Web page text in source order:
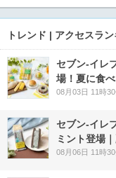
トレンド | アクセスラ
セブン‐イレ
場！夏に食
08月03日 11時30
セブン‐イレ
ミント登場
08月06日 11時30